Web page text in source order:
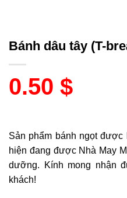
Bánh dâu tây (T-
0.50 $
Sản phẩm bánh ngọt
hiện đang được Nhà May
dưỡng. Kính mong nhận
khách!